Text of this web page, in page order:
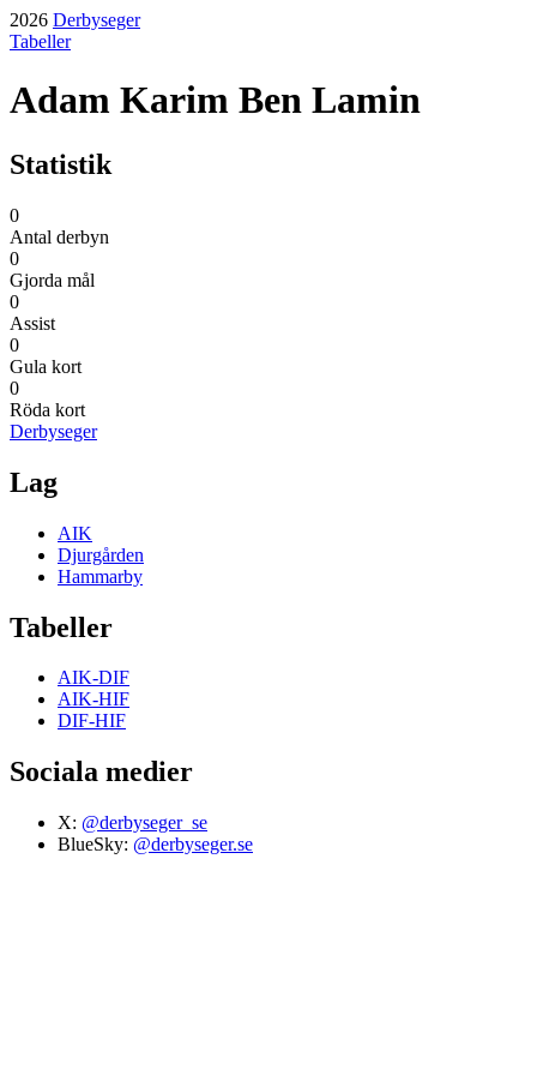
2026 Derbyseger
Tabeller
Adam Karim Ben Lamin
Statistik
0
Antal derbyn
0
Gjorda mål
0
Assist
0
Gula kort
0
Röda kort
Derbyseger
Lag
AIK
Djurgården
Hammarby
Tabeller
AIK-DIF
AIK-HIF
DIF-HIF
Sociala medier
X: @derbyseger_se
BlueSky: @derbyseger.se